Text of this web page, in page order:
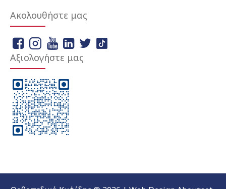
Ακολουθήστε μας
Αξιολογήστε μας